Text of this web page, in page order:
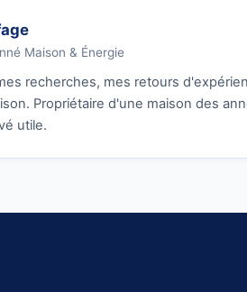
Maison & Énergie
recherches, mes retours
Propriétaire d'une maison des
utile.